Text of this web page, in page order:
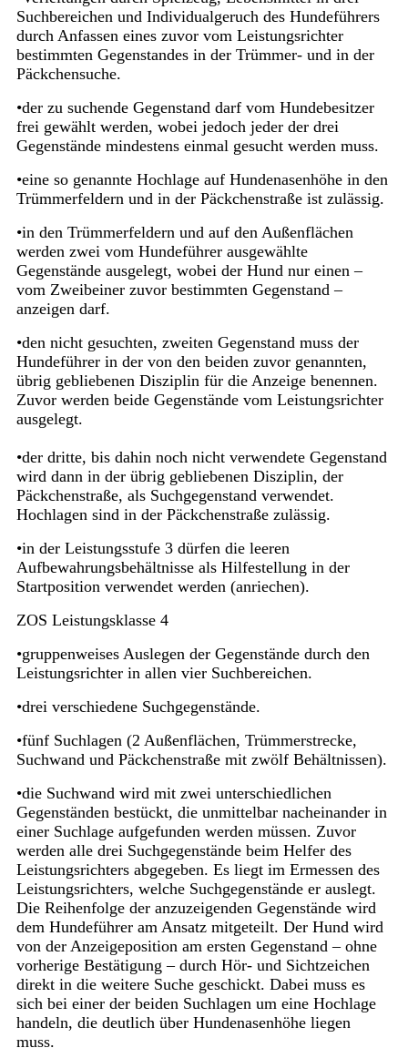
Suchbereichen und Individualgeruch des Hundeführers
durch Anfassen eines zuvor vom Leistungsrichter
bestimmten Gegenstandes in der Trümmer- und in der
Päckchensuche.
•der zu suchende Gegenstand darf vom Hundebesitzer
frei gewählt werden, wobei jedoch jeder der drei
Gegenstände mindestens einmal gesucht werden muss.
•eine so genannte Hochlage auf Hundenasenhöhe in den
Trümmerfeldern und in der Päckchenstraße ist zulässig.
•in den Trümmerfeldern und auf den Außenflächen
werden zwei vom Hundeführer ausgewählte
Gegenstände ausgelegt, wobei der Hund nur einen –
vom Zweibeiner zuvor bestimmten Gegenstand –
anzeigen darf.
•den nicht gesuchten, zweiten Gegenstand muss der
Hundeführer in der von den beiden zuvor genannten,
übrig gebliebenen Disziplin für die Anzeige benennen.
Zuvor werden beide Gegenstände vom Leistungsrichter
ausgelegt.
•der dritte, bis dahin noch nicht verwendete Gegenstand
wird dann in der übrig gebliebenen Disziplin, der
Päckchenstraße, als Suchgegenstand verwendet.
Hochlagen sind in der Päckchenstraße zulässig.
•in der Leistungsstufe 3 dürfen die leeren
Aufbewahrungsbehältnisse als Hilfestellung in der
Startposition verwendet werden (anriechen).
ZOS Leistungsklasse 4
•gruppenweises Auslegen der Gegenstände durch den
Leistungsrichter in allen vier Suchbereichen.
•drei verschiedene Suchgegenstände.
•fünf Suchlagen (2 Außenflächen, Trümmerstrecke,
Suchwand und Päckchenstraße mit zwölf Behältnissen).
•die Suchwand wird mit zwei unterschiedlichen
Gegenständen bestückt, die unmittelbar nacheinander in
einer Suchlage aufgefunden werden müssen. Zuvor
werden alle drei Suchgegenstände beim Helfer des
Leistungsrichters abgegeben. Es liegt im Ermessen des
Leistungsrichters, welche Suchgegenstände er auslegt.
Die Reihenfolge der anzuzeigenden Gegenstände wird
dem Hundeführer am Ansatz mitgeteilt. Der Hund wird
von der Anzeigeposition am ersten Gegenstand – ohne
vorherige Bestätigung – durch Hör- und Sichtzeichen
direkt in die weitere Suche geschickt. Dabei muss es
sich bei einer der beiden Suchlagen um eine Hochlage
handeln, die deutlich über Hundenasenhöhe liegen
muss.